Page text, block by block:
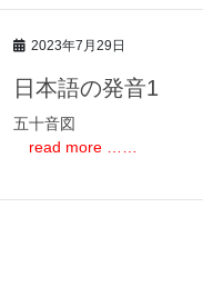
2023年7月29日
日本語の発音1
五十音図
read more ……